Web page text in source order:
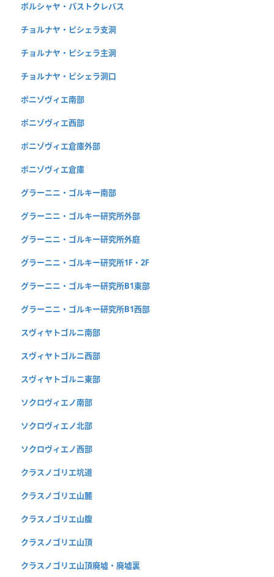
ボルシャヤ・パストクレバス
チョルナヤ・ピシェラ支洞
チョルナヤ・ピシェラ主洞
チョルナヤ・ピシェラ洞口
ポニゾヴィエ南部
ポニゾヴィエ西部
ポニゾヴィエ倉庫外部
ポニゾヴィエ倉庫
グラーニニ・ゴルキー南部
グラーニニ・ゴルキー研究所外部
グラーニニ・ゴルキー研究所外庭
グラーニニ・ゴルキー研究所1F・2F
グラーニニ・ゴルキー研究所B1東部
グラーニニ・ゴルキー研究所B1西部
スヴィヤトゴルニ南部
スヴィヤトゴルニ西部
スヴィヤトゴルニ東部
ソクロヴィエノ南部
ソクロヴィエノ北部
ソクロヴィエノ西部
クラスノゴリエ坑道
クラスノゴリエ山麓
クラスノゴリエ山腹
クラスノゴリエ山頂
クラスノゴリエ山頂廃墟・廃墟裏